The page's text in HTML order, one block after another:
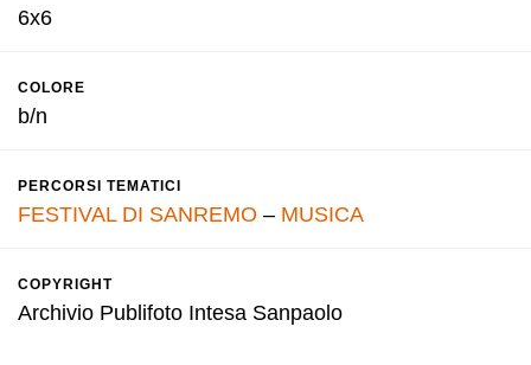
6x6
COLORE
b/n
PERCORSI TEMATICI
FESTIVAL DI SANREMO – MUSICA
COPYRIGHT
Archivio Publifoto Intesa Sanpaolo